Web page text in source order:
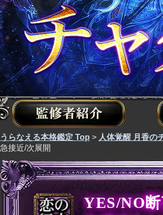
うらなえる本格鑑定 Top > 人体覚醒 月香の
急接近/次展開
YES/NO